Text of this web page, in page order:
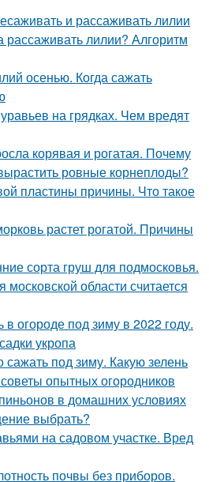
и рассаживать лилии
рассаживать лилии? Алгоритм
осенью. Когда сажать
на грядках. Чем вредят
корявая и рогатая. Почему
ровные корнеплоды?
пластины причины. Что такое
растет рогатой. Причины
сорта груш для подмосковья.
области считается
огороде под зиму в 2022 году.
укропа
под зиму. Какую зелень
опытных огородников
в домашних условиях
выбрать?
на садовом участке. Вред
почвы без приборов.